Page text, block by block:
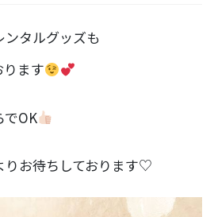
ンタルグッズも
ます
でOK
りお待ちしております♡